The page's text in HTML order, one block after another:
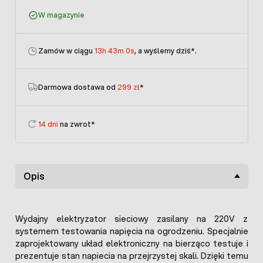
W magazynie
Zamów w ciągu 13h 43m 0s, a wyślemy dziś*.
Darmowa dostawa od 299 zł*
14 dni na zwrot*
Opis
Wydajny elektryzator sieciowy zasilany na 220V z
systemem testowania napięcia na ogrodzeniu. Specjalnie
zaprojektowany układ elektroniczny na bierząco testuje i
prezentuje stan napiecia na przejrzystej skali. Dzięki temu